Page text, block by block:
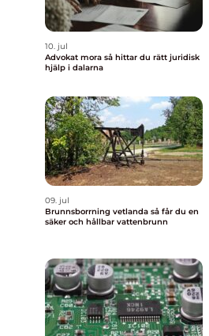
10. jul
Advokat mora så hittar du rätt juridisk
hjälp i dalarna
09. jul
Brunnsborrning vetlanda så får du en
säker och hållbar vattenbrunn